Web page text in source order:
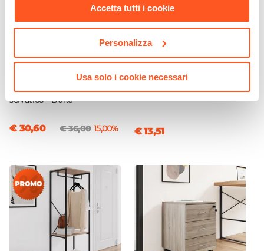
Accetta tutti i cookie
Personalizza
Usa solo i cookie necessari
CODICE:DK-58S
Libreria 58x112h cm in
acciaio nero e legno rovere
selvatico - Duke
€ 30,60 € 36,00 15,00%
CODICE:PUZZLE-MV
Cubo modulare con
mensola verde - Puzzle
€ 13,51